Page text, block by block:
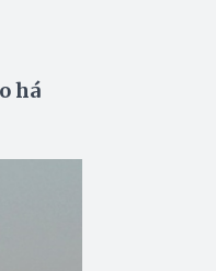
há